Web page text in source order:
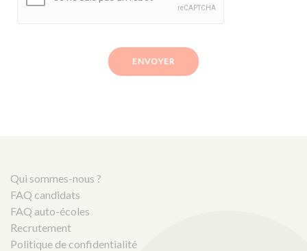
ENVOYER
Qui sommes-nous ?
FAQ candidats
FAQ auto-écoles
Recrutement
Politique de confidentialité